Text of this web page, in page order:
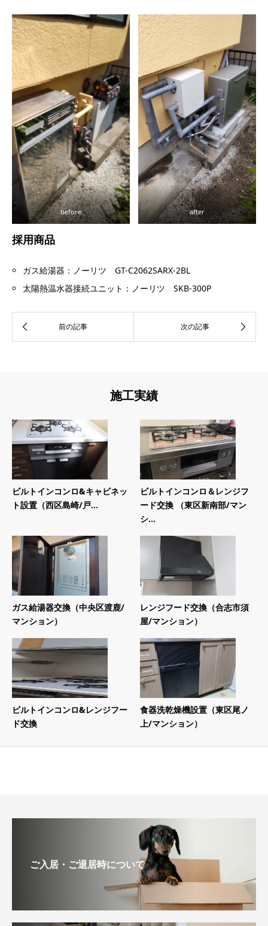
before after
採用商品
ガス給湯器：ノーリツ GT-C2062SARX-2BL
太陽熱温水器接続ユニット：ノーリツ SKB-300P
施工実績
ビルトインコンロ&キャビネッ
ト設置（西区島崎/戸...
ビルトインコンロ＆レンジフ
ード交換 （東区新南部/マン
シ...
ガス給湯器交換（中央区渡鹿/
マンション）
レンジフード交換（合志市須
屋/マンション）
ビルトインコンロ&レンジフー
ド交換
食器洗乾燥機設置（東区尾ノ
上/マンション）
ご入居・ご退居時について